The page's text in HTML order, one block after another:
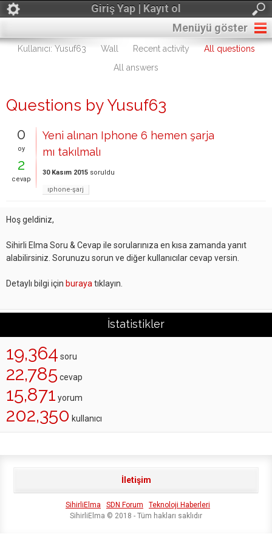
Giriş Yap | Kayıt ol
Menüyü göster
Kullanıcı: Yusuf63 Wall Recent activity
All questions
All answers
Questions by Yusuf63
0
oy
2
cevap
Yeni alınan Iphone 6 hemen şarja
mı takılmalı
30 Kasım 2015 soruldu
ıphone-şarj
Hoş geldiniz,
Sihirli Elma Soru & Cevap ile sorularınıza en kısa zamanda yanıt
alabilirsiniz. Sorunuzu sorun ve diğer kullanıcılar cevap versin.
Detaylı bilgi için buraya tıklayın.
İstatistikler
19,364 soru
22,785 cevap
15,871 yorum
202,350 kullanıcı
İletişim
SihirliElma SDN Forum
Teknoloji Haberleri
SihirliElma © 2018 - Tüm hakları saklıdır